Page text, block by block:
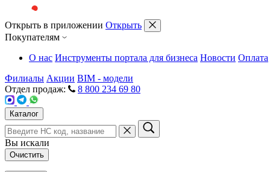
Открыть в приложении Открыть
Покупателям
О нас Инструменты портала для бизнеса Новости Оплата
Филиалы Акции BIM - модели
Отдел продаж:
8 800 234 69 80
Каталог
Вы искали
Очистить